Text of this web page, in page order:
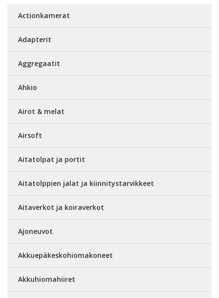
Actionkamerat
Adapterit
Aggregaatit
Ahkio
Airot & melat
Airsoft
Aitatolpat ja portit
Aitatolppien jalat ja kiinnitystarvikkeet
Aitaverkot ja koiraverkot
Ajoneuvot
Akkuepäkeskohiomakoneet
Akkuhiomahiiret